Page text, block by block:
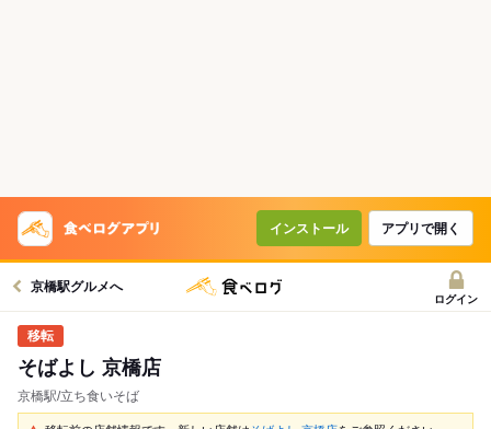
インストール アプリで開く
京橋駅グルメへ
ログイン
そばよし 京橋店
京橋駅/立ち食いそば